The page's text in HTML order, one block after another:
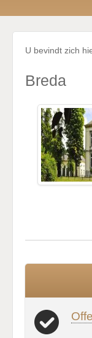
U bevindt zich
Breda